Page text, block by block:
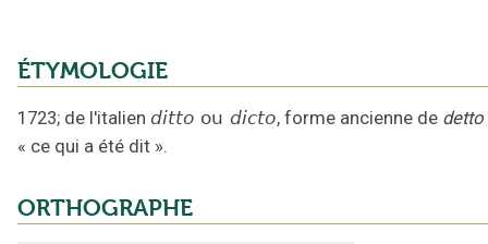
ÉTYMOLOGIE
1723; de l'italien ditto ou dicto, forme ancienne de detto
« ce qui a été dit ».
ORTHOGRAPHE